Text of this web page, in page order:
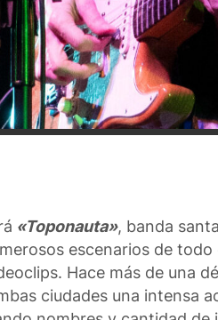
«Toponauta», banda
escenarios de
Hace más de una
ciudades una intensa